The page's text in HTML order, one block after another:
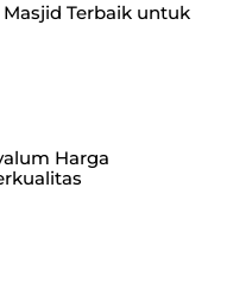
Terbaik untuk
Harga